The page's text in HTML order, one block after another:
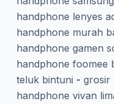
handphone lenyes
handphone murah
handphone gamen
handphone foomee
teluk bintuni - grosir
handphone vivan